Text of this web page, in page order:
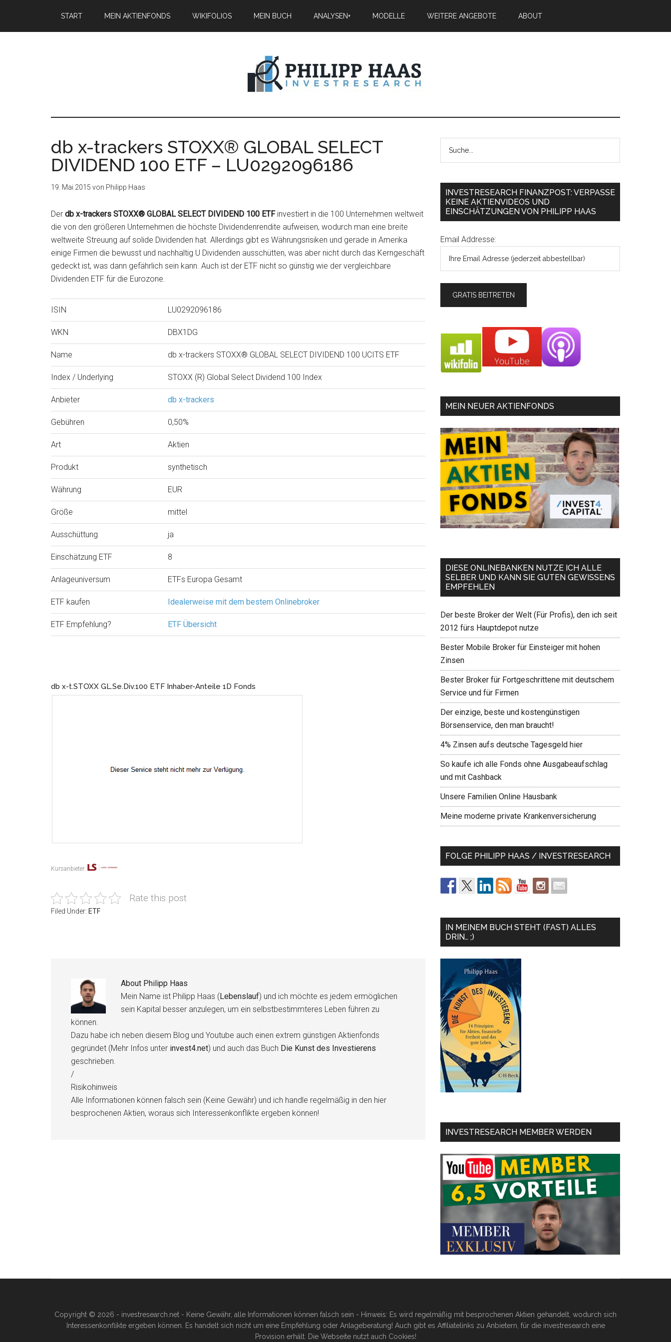
START MEIN AKTIENFONDS WIKIFOLIOS MEIN BUCH ANALYSEN+ MODELLE WEITERE ANGEBOTE ABOUT
db x-trackers STOXX® GLOBAL SELECT
DIVIDEND 100 ETF – LU0292096186
19. Mai 2015 von Philipp Haas
Der db x-trackers STOXX® GLOBAL SELECT DIVIDEND 100 ETFinvestiert in die 100 Unternehmen weltweit
die von den größeren Unternehmen die höchste Dividendenrendite aufweisen, wodurch man eine breite
weltweite Streuung auf solide Dividenden hat. Allerdings gibt es Währungsrisiken und gerade in Amerika
einige Firmen die bewusst und nachhaltig U Dividenden ausschütten, was aber nicht durch das Kerngeschäft
gedeckt ist, was dann gefährlich sein kann. Auch ist der ETF nicht so günstig wie der vergleichbare
Dividenden ETF für die Eurozone.
ISIN LU0292096186
WKN DBX1DG
Name db x-trackers STOXX® GLOBAL SELECT DIVIDEND 100 UCITS ETF
Index / Underlying STOXX (R) Global Select Dividend 100 Index
Anbieter db x-trackers
Gebühren 0,50%
Art Aktien
Produkt synthetisch
Währung EUR
Größe mittel
Ausschüttung ja
Einschätzung ETF 8
Anlageuniversum ETFs Europa Gesamt
ETF kaufen Idealerweise mit dem bestem Onlinebroker
ETF Empfehlung? ETF Übersicht
db x-t.STOXX GL.Se.Div.100 ETF Inhaber-Anteile 1D Fonds
Kursanbieter:
Rate this post
Filed Under: ETF
About Philipp Haas
Mein Name ist Philipp Haas (Lebenslauf) und ich möchte es jedem ermöglichen
sein Kapital besser anzulegen, um ein selbstbestimmteres Leben führen zu
können.
Dazu habe ich neben diesem Blog und Youtube auch einen extrem günstigen Aktienfonds
gegründet (Mehr Infos unter invest4.net) und auch das Buch Die Kunst des Investierens
geschrieben.
/
Risikohinweis
Alle Informationen können falsch sein (Keine Gewähr) und ich handle regelmäßig in den hier
besprochenen Aktien, woraus sich Interessenkonflikte ergeben können!
INVESTRESEARCH FINANZPOST: VERPASSE
KEINE AKTIENVIDEOS UND
EINSCHÄTZUNGEN VON PHILIPP HAAS
Email Addresse:
MEIN NEUER AKTIENFONDS
DIESE ONLINEBANKEN NUTZE ICH ALLE
SELBER UND KANN SIE GUTEN GEWISSENS
EMPFEHLEN
Der beste Broker der Welt (Für Profis), den ich seit
2012 fürs Hauptdepot nutze
Bester Mobile Broker für Einsteiger mit hohen
Zinsen
Bester Broker für Fortgeschrittene mit deutschem
Service und für Firmen
Der einzige, beste und kostengünstigen
Börsenservice, den man braucht!
4% Zinsen aufs deutsche Tagesgeld hier
So kaufe ich alle Fonds ohne Ausgabeaufschlag
und mit Cashback
Unsere Familien Online Hausbank
Meine moderne private Krankenversicherung
FOLGE PHILIPP HAAS / INVESTRESEARCH
IN MEINEM BUCH STEHT (FAST) ALLES
DRIN… ;)
INVESTRESEARCH MEMBER WERDEN
Copyright © 2026 - investresearch.net - Keine Gewähr, alle Informationen können falsch sein - Hinweis: Es wird regelmäßig mit besprochenen Aktien gehandelt, wodurch sich
Interessenkonflikte ergeben können. Es handelt sich nicht um eine Empfehlung oder Anlageberatung! Auch gibt es Affiliatelinks zu Anbietern, für die investresearch eine
Provision erhält. Die Webseite nutzt auch Cookies!